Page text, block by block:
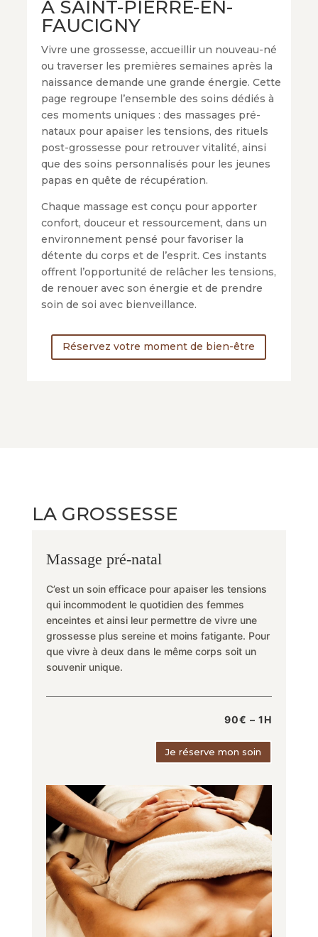
À SAINT-PIERRE-EN-
FAUCIGNY
Vivre une grossesse, accueillir un nouveau-né
ou traverser les premières semaines après la
naissance demande une grande énergie. Cette
page regroupe l’ensemble des soins dédiés à
ces moments uniques : des massages pré-
nataux pour apaiser les tensions, des rituels
post-grossesse pour retrouver vitalité, ainsi
que des soins personnalisés pour les jeunes
papas en quête de récupération.
Chaque massage est conçu pour apporter
confort, douceur et ressourcement, dans un
environnement pensé pour favoriser la
détente du corps et de l’esprit. Ces instants
offrent l’opportunité de relâcher les tensions,
de renouer avec son énergie et de prendre
soin de soi avec bienveillance.
Réservez votre moment de bien-être
LA GROSSESSE
Massage pré-natal
C’est un soin efficace pour apaiser les tensions
qui incommodent le quotidien des femmes
enceintes et ainsi leur permettre de vivre une
grossesse plus sereine et moins fatigante. Pour
que vivre à deux dans le même corps soit un
souvenir unique.
90€ – 1H
Je réserve mon soin